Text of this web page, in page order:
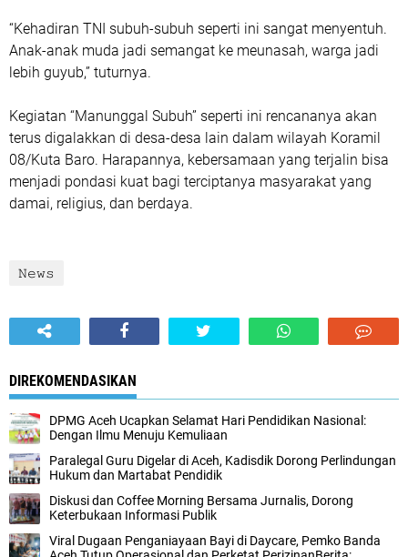
“Kehadiran TNI subuh-subuh seperti ini sangat menyentuh.
Anak-anak muda jadi semangat ke meunasah, warga jadi
lebih guyub,” tuturnya.
Kegiatan “Manunggal Subuh” seperti ini rencananya akan
terus digalakkan di desa-desa lain dalam wilayah Koramil
08/Kuta Baro. Harapannya, kebersamaan yang terjalin bisa
menjadi pondasi kuat bagi terciptanya masyarakat yang
damai, religius, dan berdaya.
𝙽𝚎𝚠𝚜
DIREKOMENDASIKAN
DPMG Aceh Ucapkan Selamat Hari Pendidikan Nasional:
Dengan Ilmu Menuju Kemuliaan
Paralegal Guru Digelar di Aceh, Kadisdik Dorong Perlindungan
Hukum dan Martabat Pendidik
Diskusi dan Coffee Morning Bersama Jurnalis, Dorong
Keterbukaan Informasi Publik
Viral Dugaan Penganiayaan Bayi di Daycare, Pemko Banda